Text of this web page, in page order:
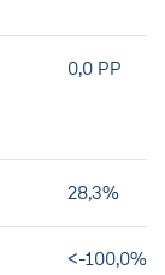
0,0 PP
28,3%
<-100,0%